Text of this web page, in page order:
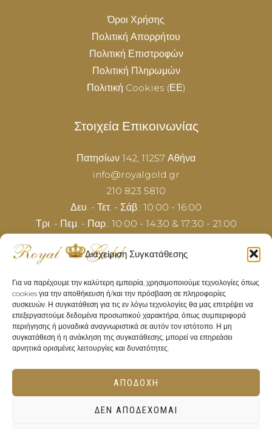
Διαχείριση Συγκατάθεσης
Για να παρέχουμε την καλύτερη εμπειρία, χρησιμοποιούμε τεχνολογίες όπως
cookies για την αποθήκευση ή/και την πρόσβαση σε πληροφορίες
συσκευών. Η συγκατάθεση για τις εν λόγω τεχνολογίες θα μας επιτρέψει να
επεξεργαστούμε δεδομένα προσωπικού χαρακτήρα, όπως συμπεριφορά
περιήγησης ή μοναδικά αναγνωριστικά σε αυτόν τον ιστότοπο. Η μη
συγκατάθεση ή η ανάκληση της συγκατάθεσης, μπορεί να επηρεάσει
αρνητικά ορισμένες λειτουργίες και δυνατότητες.
ΑΠΟΔΟΧΉ
ΔΕΝ ΑΠΟΔΈΧΟΜΑΙ
Όροι Χρήσης
Πολιτική Απορρήτου
Πολιτική Επιστροφών
Πολιτική Πληρωμών
Πολιτική Cookies (ΕΕ)
Στοιχεία Επικοινωνίας
Πατησίων 142, 11257 Αθήνα
info@royalgold.gr
210 823 5810
Δευ. - Τετ. - Σάβ.: 10:00 - 16:00
Τρι. - Πεμ. - Παρ.: 10:00 - 14:30 & 17:30 - 21:00